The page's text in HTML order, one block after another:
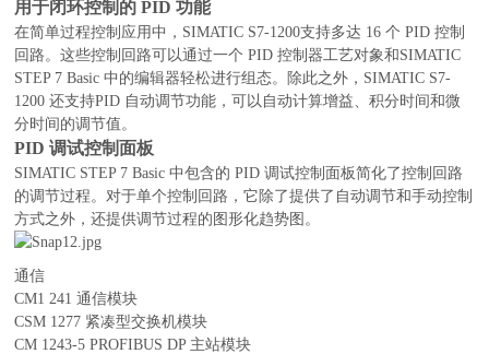
用于闭环控制的 PID 功能
在简单过程控制应用中，SIMATIC S7-1200支持多达 16 个 PID 控制
回路。这些控制回路可以通过一个 PID 控制器工艺对象和SIMATIC
STEP 7 Basic 中的编辑器轻松进行组态。除此之外，SIMATIC S7-
1200 还支持PID 自动调节功能，可以自动计算增益、积分时间和微
分时间的调节值。
PID 调试控制面板
SIMATIC STEP 7 Basic 中包含的 PID 调试控制面板简化了控制回路
的调节过程。对于单个控制回路，它除了提供了自动调节和手动控制
方式之外，还提供调节过程的图形化趋势图。
通信
CM1 241 通信模块
CSM 1277 紧凑型交换机模块
CM 1243-5 PROFIBUS DP 主站模块